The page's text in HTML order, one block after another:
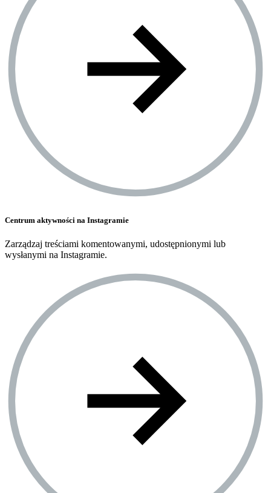
Centrum aktywności na Instagramie
Zarządzaj treściami komentowanymi, udostępnionymi lub
wysłanymi na Instagramie.